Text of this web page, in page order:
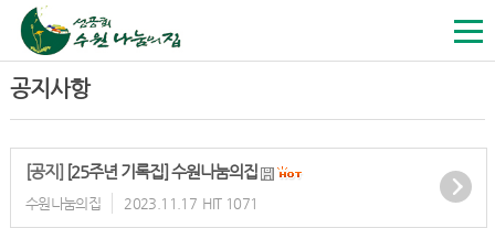
공지사항
[공지] [25주년 기록집] 수원나눔의집
수원나눔의집 2023.11.17 HIT 1071